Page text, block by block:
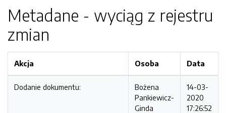
Metadane - wyciąg z rejestru
zmian
Akcja Osoba Data
Dodanie dokumentu:
Bożena
Pankiewicz-
Ginda
14-03-
2020
17:26:52